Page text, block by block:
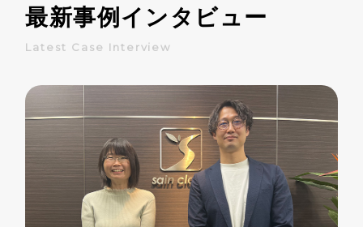
最新事例インタビュー
Latest Case Interview